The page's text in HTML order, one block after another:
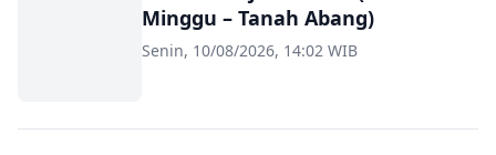
Minggu – Tanah Abang)
Senin, 10/08/2026, 14:02 WIB